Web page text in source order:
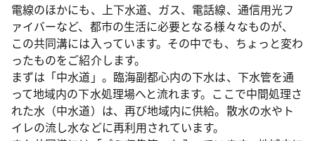
電線のほかにも、上下水道、ガス、電話線、通信用光フ
ァイバーなど、都市の生活に必要となる様々なものが、
この共同溝には入っています。その中でも、ちょっと変わ
ったものをご紹介します。
まずは「中水道」。臨海副都心内の下水は、下水管を通
って地域内の下水処理場へと流れます。ここで中間処理さ
れた水（中水道）は、再び地域内に供給。散水の水やト
イレの流し水などに再利用されています。